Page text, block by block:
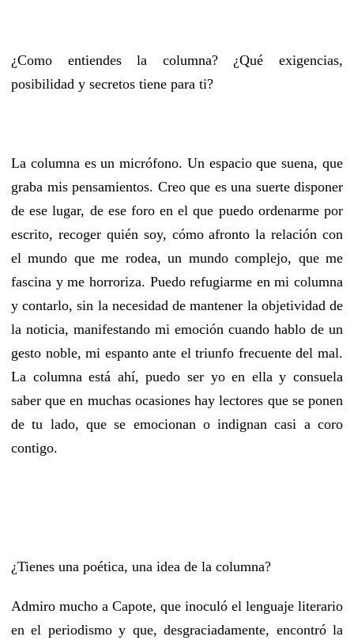
¿Como entiendes la columna? ¿Qué exigencias,
posibilidad y secretos tiene para ti?
La columna es un micrófono. Un espacio que suena, que
graba mis pensamientos. Creo que es una suerte disponer
de ese lugar, de ese foro en el que puedo ordenarme por
escrito, recoger quién soy, cómo afronto la relación con
el mundo que me rodea, un mundo complejo, que me
fascina y me horroriza. Puedo refugiarme en mi columna
y contarlo, sin la necesidad de mantener la objetividad de
la noticia, manifestando mi emoción cuando hablo de un
gesto noble, mi espanto ante el triunfo frecuente del mal.
La columna está ahí, puedo ser yo en ella y consuela
saber que en muchas ocasiones hay lectores que se ponen
de tu lado, que se emocionan o indignan casi a coro
contigo.
¿Tienes una poética, una idea de la columna?
Admiro mucho a Capote, que inoculó el lenguaje literario
en el periodismo y que, desgraciadamente, encontró la